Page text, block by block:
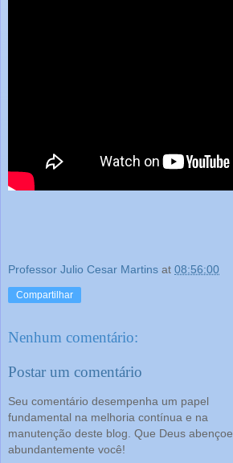
Professor Julio Cesar Martins at 08:56:00
Compartilhar
Nenhum comentário:
Postar um comentário
Seu comentário desempenha um papel
fundamental na melhoria contínua e na
manutenção deste blog. Que Deus abençoe
abundantemente você!